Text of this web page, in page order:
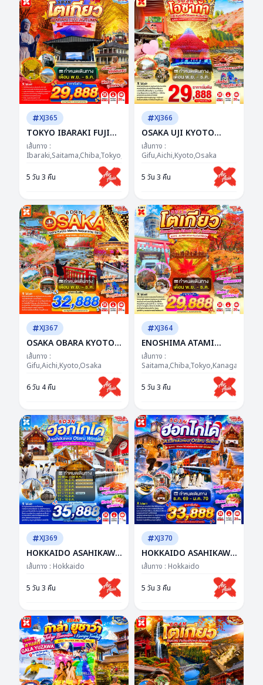
XJ365
TOKYO IBARAKI FUJI
AUTUMN 5D 3N BY XJ -
-- NOV - DEC'26 -- ซุป
ตาร์...แดงก็จึ้ง เหลืองก็ว้าว
ฟูจิยาวไป ยาวไป!
เส้นทาง :
Ibaraki,Saitama,Chiba,Tokyo,Yamanashi
5 วัน 3 คืน
XJ366
OSAKA UJI KYOTO
OBARA AUTUMN 5D 3N
BY XJ -- NOV - DEC'26 --
ซุปตาร์...KOYO สะกดใจ ไฟ
ล้านดวงสะกดตา
เส้นทาง :
Gifu,Aichi,Kyoto,Osaka
5 วัน 3 คืน
XJ367
OSAKA OBARA KYOTO
MINOH NABANANO
SATO 6D 4N BY XJ --
NOV - DEC'26 -- ซุป
ตาร์...ชมพูเจอแดง...แรง
เส้นทาง :
Gifu,Aichi,Kyoto,Osaka
6 วัน 4 คืน
XJ364
ENOSHIMA ATAMI
TOKYO FUJI AUTUMN
5D 3N BY XJ --- NOV -
DEC'26 -- ซุปตาร์...SUPER
WOW FUJI โมมิจิฟีลกู๊ด
เส้นทาง :
5 วัน 3 คืน
XJ369
HOKKAIDO ASAHIKAWA
OTARU WINTER 5D 3N
BY XJ -- NOV - DEC'26 --
ซุปตาร์...ฮอกไกโด ฟีล
เทพนิยาย...ใจละลายทั้งทริป
เส้นทาง : Hokkaido
5 วัน 3 คืน
XJ370
HOKKAIDO ASAHIKAWA
OTARU SNOW 5D 3N BY
XJ -- DEC'26 - JAN'27 --
ซุปตาร์...Winter
Wonderland หิมะไม่พัก
เส้นทาง : Hokkaido
5 วัน 3 คืน